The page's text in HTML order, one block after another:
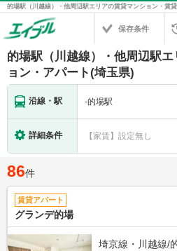
保存条件
的場駅（川越線）・他周辺駅
ョン・アパート(埼玉県)
沿線・駅 -的場駅
詳細条件 【家賃】設定無し
86件
賃貸アパート
グランデ的場
埼京線・川越線/